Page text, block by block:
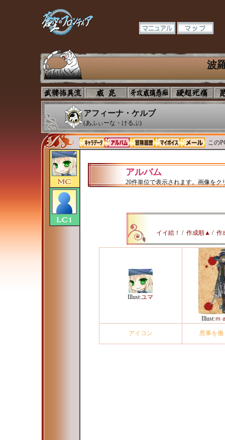
波
アフィーナ・ケルブ
(あふぃーな・けるぶ)
この
アルバム
20件単位で表示されます。画像を
イイ絵！ / 作成順▲ / 作
Illust:ユマ
Illust:ｍ
アイコン 悪事を働